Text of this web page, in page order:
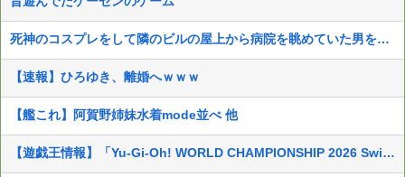
死神のコスプレをして隣のビルの屋上から病院を眺めていた男を逮捕ｗｗｗ
【速報】ひろゆき、離婚へｗｗｗ
【艦これ】阿賀野姉妹水着mode並べ 他
【遊戯王情報】「Yu-Gi-Oh! WORLD CHAMPIONSHIP 2026 Switch2対応マルチケース」、「手ぬぐい」、「アクリルプ...